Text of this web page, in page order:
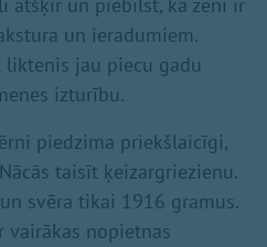
atšķir un piebilst, ka zēni ir
un ieradumiem.
jau piecu gadu
izturību.
piedzima priekšlaicīgi,
taisīt ķeizargriezienu.
svēra tikai 1916 gramus.
vairākas nopietnas